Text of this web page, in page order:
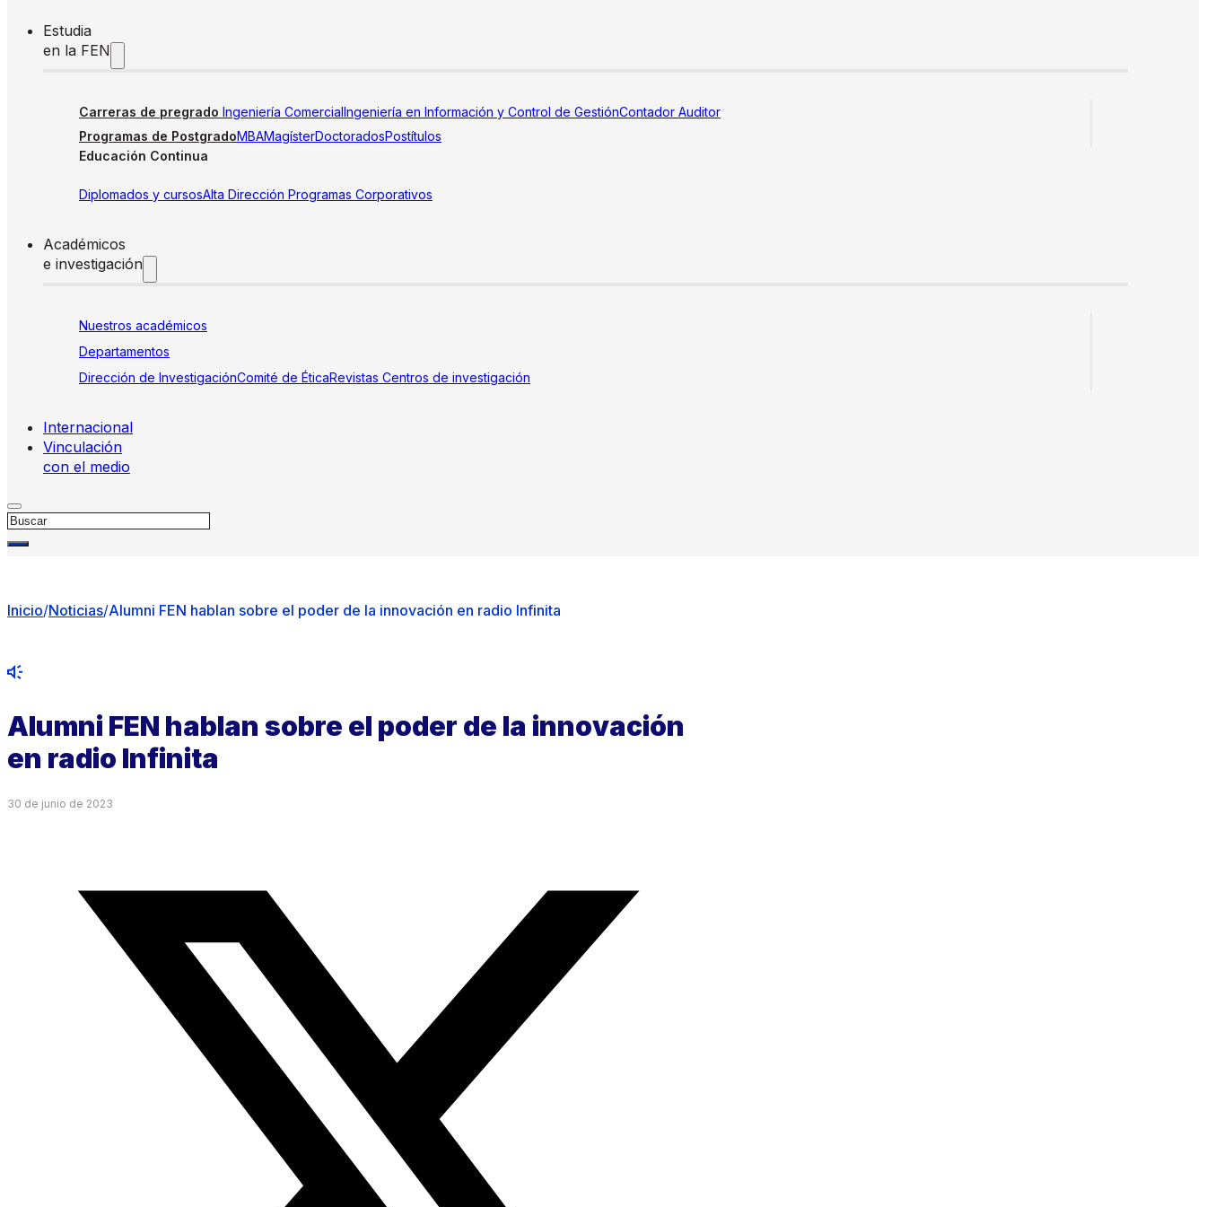
Estudia
en la FEN
Carreras de pregrado Ingeniería ComercialIngeniería en Información y Control de GestiónContador Auditor
Programas de PostgradoMBAMagísterDoctoradosPostítulos
Educación Continua
Diplomados y cursosAlta Dirección Programas Corporativos
Académicos
e investigación
Nuestros académicos
Departamentos
Dirección de InvestigaciónComité de ÉticaRevistas Centros de investigación
Internacional
Vinculación
con el medio
Buscar
Inicio/Noticias/Alumni FEN hablan sobre el poder de la innovación en radio Infinita
Alumni FEN hablan sobre el poder de la innovación
en radio Infinita
30 de junio de 2023